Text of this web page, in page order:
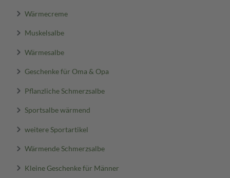
Wärmecreme
Muskelsalbe
Wärmesalbe
Geschenke für Oma & Opa
Pflanzliche Schmerzsalbe
Sportsalbe wärmend
weitere Sportartikel
Wärmende Schmerzsalbe
Kleine Geschenke für Männer